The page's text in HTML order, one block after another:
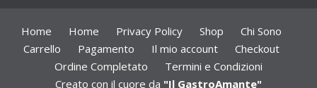
Home Home Privacy Policy Shop
Chi Sono
Carrello
Pagamento Il mio account
Checkout
Ordine Completato
Termini e Condizioni
Creato con il cuore da "Il GastroAmante"